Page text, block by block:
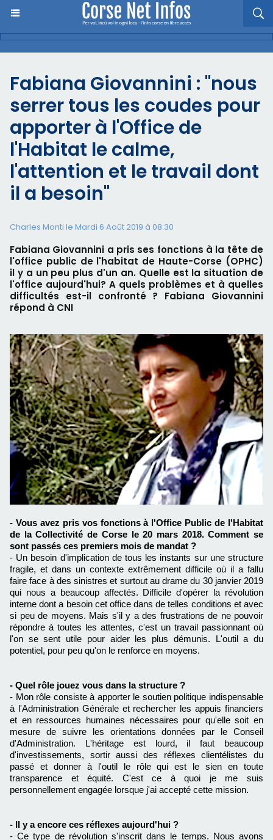
Fabiana Giovannini : "nous
serrer tous les coudes pour
apporter à l'Office de
l'Habitat le calme,
l'attention et le travail dont
il a besoin"
Charles Monti le Mardi 6 Août 2019 à 08:30
Fabiana Giovannini a pris ses fonctions à la tête de
l'office public de l'habitat de Haute-Corse (OPHC)
il y a un peu plus d'un an. Quelle est la situation de
l'office aujourd'hui? A quels problèmes et à quelles
difficultés est-il confronté ? Fabiana Giovannini
répond à CNI
- Vous avez pris vos fonctions à l'Office Public de l'Habitat
de la Collectivité de Corse le 20 mars 2018. Comment se
sont passés ces premiers mois de mandat ?
- Un besoin d'implication de tous les instants sur une structure
fragile, et dans un contexte extrêmement difficile où il a fallu
faire face à des sinistres et surtout au drame du 30 janvier 2019
qui nous a beaucoup affectés. Difficile d'opérer la révolution
interne dont a besoin cet office dans de telles conditions et avec
si peu de moyens. Mais s'il y a des frustrations de ne pouvoir
répondre à toutes les attentes, c'est un travail passionnant où
l'on se sent utile pour aider les plus démunis. L'outil a du
potentiel, pour peu qu'on le renforce en moyens.
- Quel rôle jouez vous dans la structure ?
- Mon rôle consiste à apporter le soutien politique indispensable
à l'Administration Générale et rechercher les appuis financiers
et en ressources humaines nécessaires pour qu'elle soit en
mesure de suivre les orientations données par le Conseil
d'Administration. L'héritage est lourd, il faut beaucoup
d'investissements, sortir aussi des réflexes clientélistes du
passé et donner à l'outil le rôle qui est le sien en toute
transparence et équité. C'est ce à quoi je me suis
personnellement engagée lorsque j'ai accepté cette mission.
- Il y a encore ces réflexes aujourd'hui ?
- Ce type de révolution s'inscrit dans le temps. Nous avons